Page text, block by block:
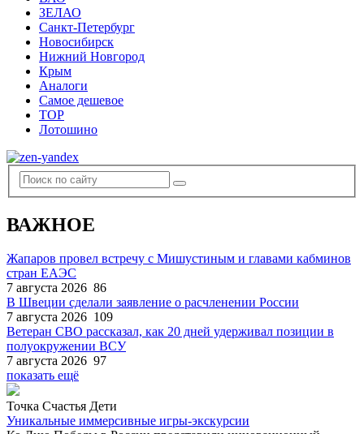
ЗЕЛАО
Санкт-Петербург
Новосибирск
Нижний Новгород
Крым
Аналоги
Самое дешевое
TOP
Лотошино
ВАЖНОЕ
Жапаров провел встречу с Мишустиным и главами кабминов
стран ЕАЭС
7 августа 2026 86
В Швеции сделали заявление о расчленении России
7 августа 2026 109
Ветеран СВО рассказал, как 20 дней удерживал позиции в
полуокружении ВСУ
7 августа 2026 97
показать ещё
Точка Счастья Дети
Уникальные иммерсивные игры-экскурсии